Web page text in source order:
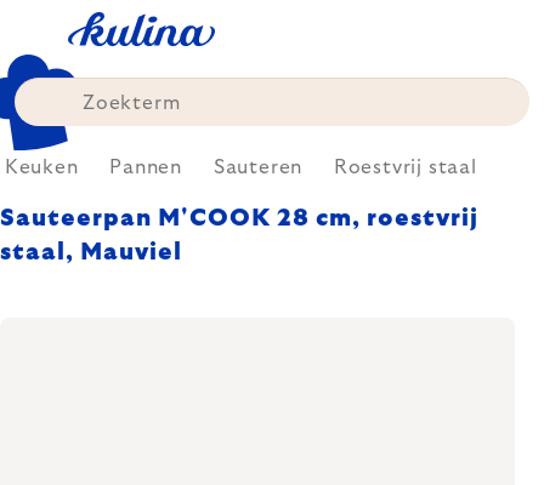
content
Keuken Pannen Sauteren Roestvrij staal
Sauteerpan M'COOK 28 cm, roestvrij
staal, Mauviel